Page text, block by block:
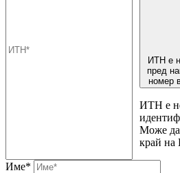
ИТН е
пред
номер
ИТН е
Може да
край на
Име*